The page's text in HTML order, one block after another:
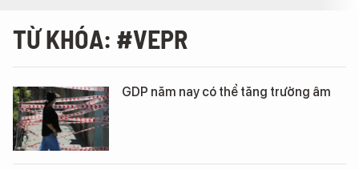
TỪ KHÓA: #VEPR
GDP năm nay có thể tăng trưởng âm